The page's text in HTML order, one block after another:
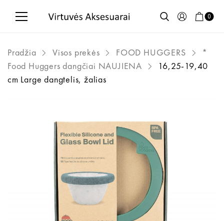
0
Pradžia Visos prekės FOOD HUGGERS
*
Food Huggers dangčiai NAUJIENA
16,25-19,40
cm Large dangtelis, žalias